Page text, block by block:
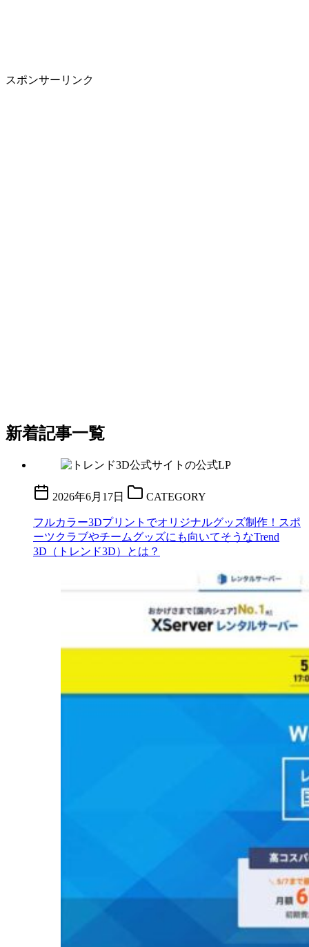
スポンサーリンク
新着記事一覧
2026年6月17日 CATEGORY
フルカラー3Dプリントでオリジナルグッズ制作！スポ
ーツクラブやチームグッズにも向いてそうなTrend
3D（トレンド3D）とは？